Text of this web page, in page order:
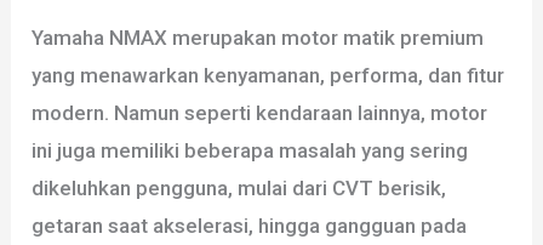
Yamaha NMAX merupakan motor matik premium
yang menawarkan kenyamanan, performa, dan fitur
modern. Namun seperti kendaraan lainnya, motor
ini juga memiliki beberapa masalah yang sering
dikeluhkan pengguna, mulai dari CVT berisik,
getaran saat akselerasi, hingga gangguan pada